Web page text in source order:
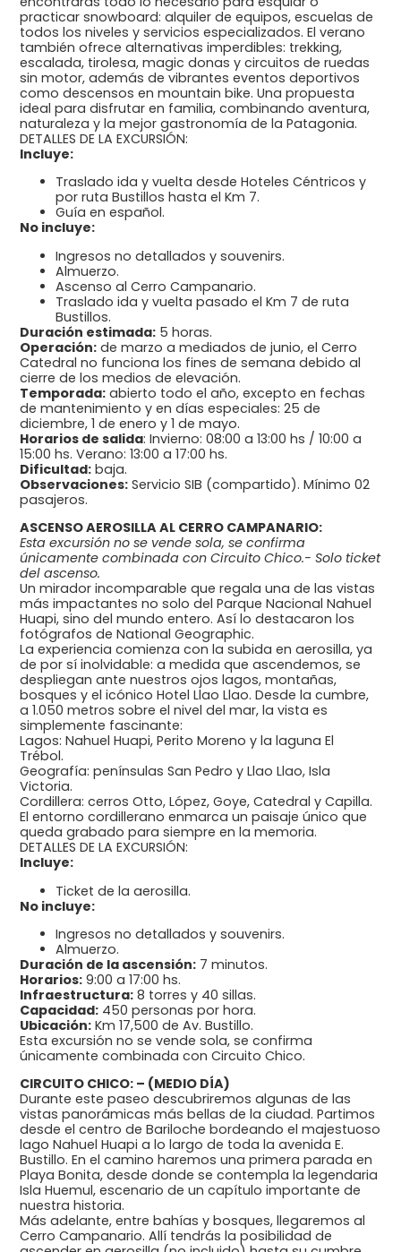
practicar snowboard: alquiler de equipos, escuelas de
todos los niveles y servicios especializados. El verano
también ofrece alternativas imperdibles: trekking,
escalada, tirolesa, magic donas y circuitos de ruedas
sin motor, además de vibrantes eventos deportivos
como descensos en mountain bike. Una propuesta
ideal para disfrutar en familia, combinando aventura,
naturaleza y la mejor gastronomía de la Patagonia.
DETALLES DE LA EXCURSIÓN:
Incluye:
Traslado ida y vuelta desde Hoteles Céntricos y
por ruta Bustillos hasta el Km 7.
Guía en español.
No incluye:
Ingresos no detallados y souvenirs.
Almuerzo.
Ascenso al Cerro Campanario.
Traslado ida y vuelta pasado el Km 7 de ruta
Bustillos.
Duración estimada: 5 horas.
Operación: de marzo a mediados de junio, el Cerro
Catedral no funciona los fines de semana debido al
cierre de los medios de elevación.
Temporada: abierto todo el año, excepto en fechas
de mantenimiento y en días especiales: 25 de
diciembre, 1 de enero y 1 de mayo.
Horarios de salida: Invierno: 08:00 a 13:00 hs / 10:00 a
15:00 hs. Verano: 13:00 a 17:00 hs.
Dificultad: baja.
Observaciones: Servicio SIB (compartido). Mínimo 02
pasajeros.
ASCENSO AEROSILLA AL CERRO CAMPANARIO:
Esta excursión no se vende sola, se confirma
únicamente combinada con Circuito Chico.- Solo ticket
del ascenso.
Un mirador incomparable que regala una de las vistas
más impactantes no solo del Parque Nacional Nahuel
Huapi, sino del mundo entero. Así lo destacaron los
fotógrafos de National Geographic.
La experiencia comienza con la subida en aerosilla, ya
de por sí inolvidable: a medida que ascendemos, se
despliegan ante nuestros ojos lagos, montañas,
bosques y el icónico Hotel Llao Llao. Desde la cumbre,
a 1.050 metros sobre el nivel del mar, la vista es
simplemente fascinante:
Lagos: Nahuel Huapi, Perito Moreno y la laguna El
Trébol.
Geografía: penínsulas San Pedro y Llao Llao, Isla
Victoria.
Cordillera: cerros Otto, López, Goye, Catedral y Capilla.
El entorno cordillerano enmarca un paisaje único que
queda grabado para siempre en la memoria.
DETALLES DE LA EXCURSIÓN:
Incluye:
Ticket de la aerosilla.
No incluye:
Ingresos no detallados y souvenirs.
Almuerzo.
Duración de la ascensión: 7 minutos.
Horarios: 9:00 a 17:00 hs.
Infraestructura: 8 torres y 40 sillas.
Capacidad: 450 personas por hora.
Ubicación: Km 17,500 de Av. Bustillo.
Esta excursión no se vende sola, se confirma
únicamente combinada con Circuito Chico.
CIRCUITO CHICO: – (MEDIO DÍA)
Durante este paseo descubriremos algunas de las
vistas panorámicas más bellas de la ciudad. Partimos
desde el centro de Bariloche bordeando el majestuoso
lago Nahuel Huapi a lo largo de toda la avenida E.
Bustillo. En el camino haremos una primera parada en
Playa Bonita, desde donde se contempla la legendaria
Isla Huemul, escenario de un capítulo importante de
nuestra historia.
Más adelante, entre bahías y bosques, llegaremos al
Cerro Campanario. Allí tendrás la posibilidad de